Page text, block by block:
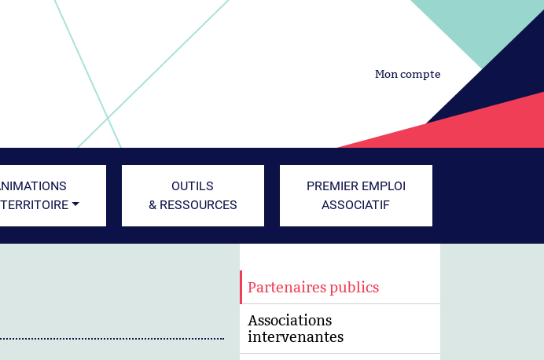
Mon compte
OUTILS
& RESSOURCES
PREMIER EMPLOI
ASSOCIATIF
Partenaires publics
Associations
intervenantes